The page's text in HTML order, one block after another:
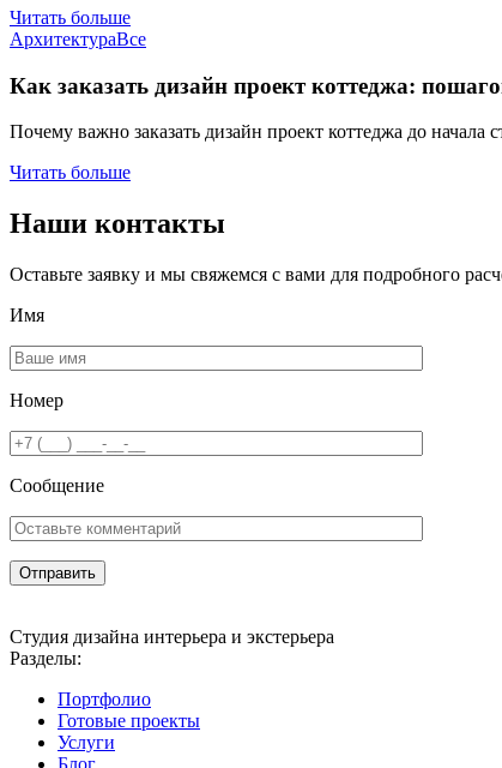
Читать больше
АрхитектураВсе
Как заказать дизайн проект коттеджа:
Почему важно заказать дизайн проект коттеджа до
Читать больше
Наши контакты
Оставьте заявку и мы свяжемся с вами для подробного
Имя
Номер
Сообщение
Студия дизайна интерьера и экстерьера
Разделы:
Портфолио
Готовые проекты
Услуги
Блог